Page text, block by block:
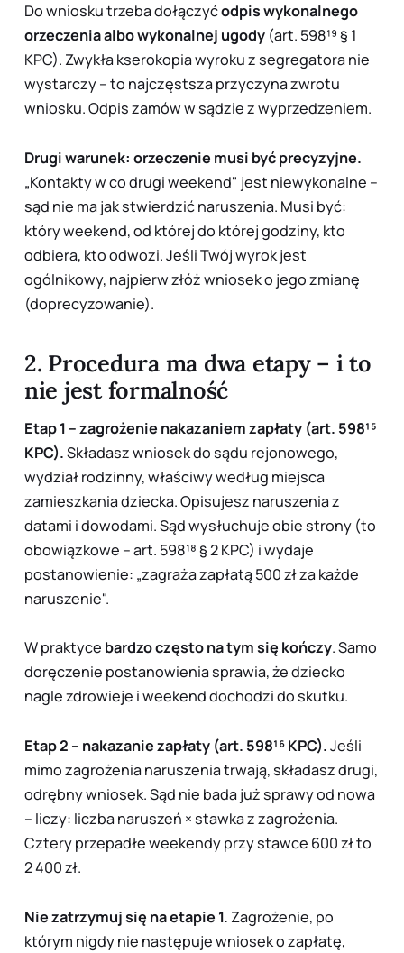
Do wniosku trzeba dołączyćodpis wykonalnego
orzeczenia albo wykonalnej ugody(art. 598¹⁹ § 1
KPC). Zwykła kserokopia wyroku z segregatora nie
wystarczy – to najczęstsza przyczyna zwrotu
wniosku. Odpis zamów w sądzie z wyprzedzeniem.
Drugi warunek: orzeczenie musi być precyzyjne.
„Kontakty w co drugi weekend" jest niewykonalne –
sąd nie ma jak stwierdzić naruszenia. Musi być:
który weekend, od której do której godziny, kto
odbiera, kto odwozi. Jeśli Twój wyrok jest
ogólnikowy, najpierw złóż wniosek o jego zmianę
(doprecyzowanie).
2. Procedura ma dwa etapy – i to
nie jest formalność
Etap 1 – zagrożenie nakazaniem zapłaty (art. 598¹⁵
KPC).Składasz wniosek do sądu rejonowego,
wydział rodzinny, właściwy według miejsca
zamieszkania dziecka. Opisujesz naruszenia z
datami i dowodami. Sąd wysłuchuje obie strony (to
obowiązkowe – art. 598¹⁸ § 2 KPC) i wydaje
postanowienie: „zagraża zapłatą 500 zł za każde
naruszenie".
W praktyce bardzo często na tym się kończy. Samo
doręczenie postanowienia sprawia, że dziecko
nagle zdrowieje i weekend dochodzi do skutku.
Etap 2 – nakazanie zapłaty (art. 598¹⁶ KPC).Jeśli
mimo zagrożenia naruszenia trwają, składaszdrugi,
odrębnywniosek. Sąd nie bada już sprawy od nowa
– liczy: liczba naruszeń × stawka z zagrożenia.
Cztery przepadłe weekendy przy stawce 600 zł to
2 400 zł.
Nie zatrzymuj się na etapie 1. Zagrożenie, po
którym nigdy nie następuje wniosek o zapłatę,